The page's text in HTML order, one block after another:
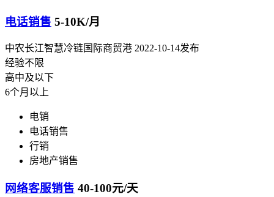
电话销售 5-10K/月
中农长江智慧冷链国际商贸港 2022-10-14发布
经验不限
高中及以下
6个月以上
电销
电话销售
行销
房地产销售
网络客服销售 40-100元/天